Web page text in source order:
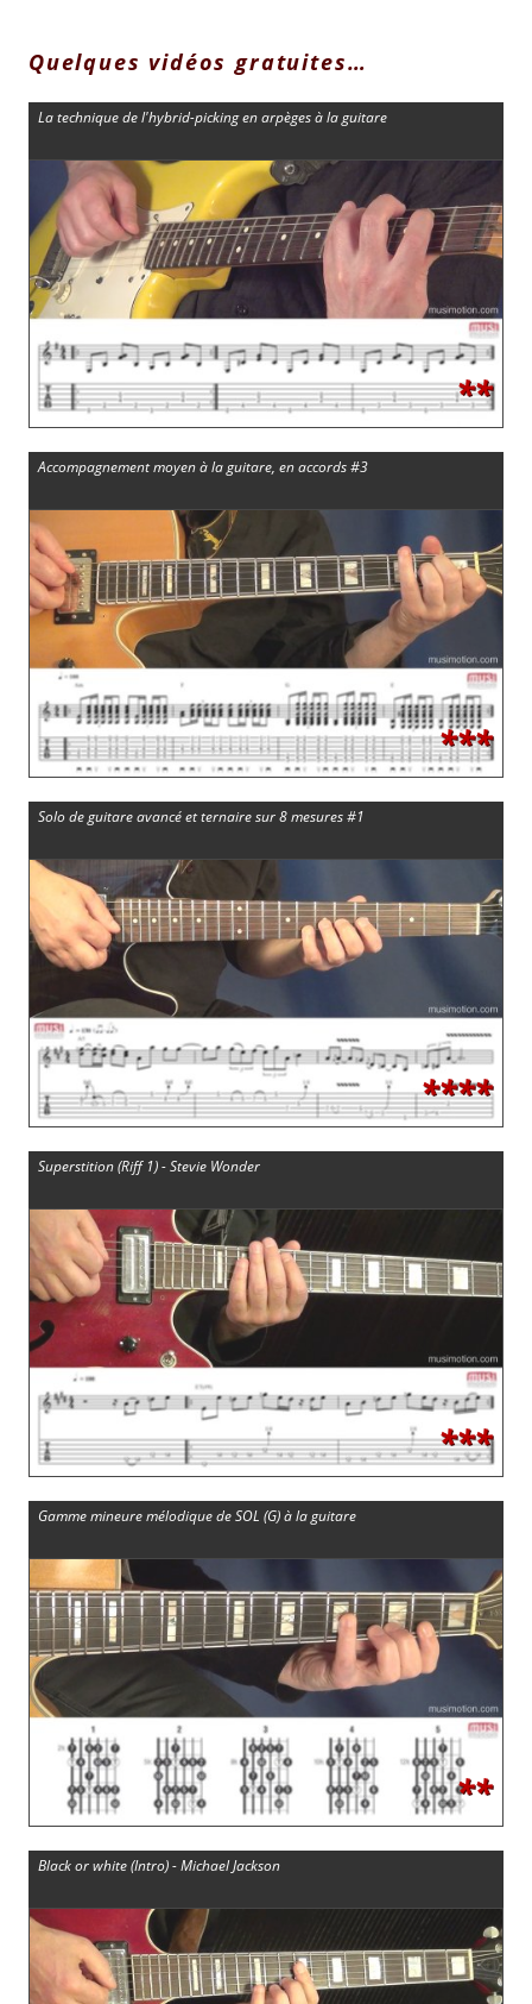
Quelques vidéos gratuites…
La technique de l'hybrid-picking en arpèges à la guitare
**
Accompagnement moyen à la guitare, en accords #3
***
Solo de guitare avancé et ternaire sur 8 mesures #1
****
Superstition (Riff 1) - Stevie Wonder
***
Gamme mineure mélodique de SOL (G) à la guitare
**
Black or white (Intro) - Michael Jackson